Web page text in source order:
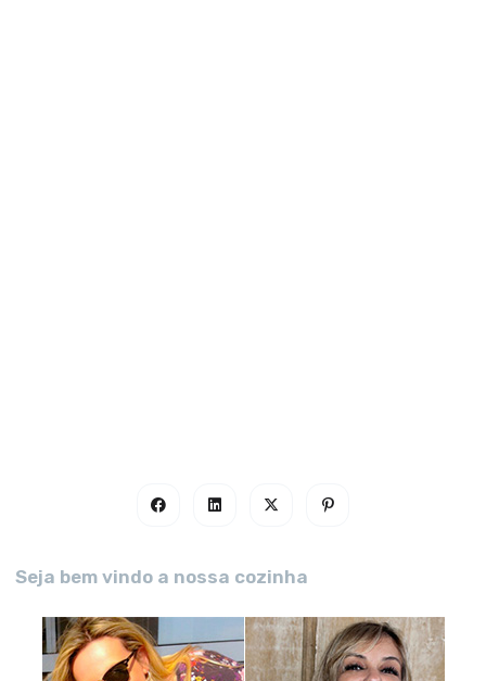
Seja bem vindo a nossa cozinha